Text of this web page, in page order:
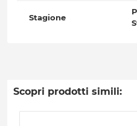
Stagione
Scopri prodotti simili: